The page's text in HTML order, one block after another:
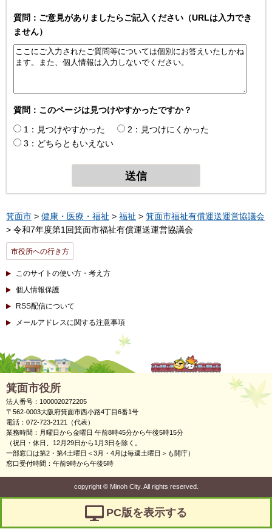
質問：ご意見がありましたらご記入ください（URLは入力でき
ません）
質問：このページは見つけやすかったですか？
1：見つけやすかった
2：見つけにくかった
3：どちらともいえない
箕面市 > 健康・医療・福祉 > 福祉 > 箕面市福祉有償運送運営協議会
> 令和7年度第1回箕面市福祉有償運送運営協議会
市役所への行き方
このサイトの使い方・考え方
個人情報保護
RSS配信について
メールアドレスに関する注意事項
箕面市役所
法人番号：1000020272205
〒562-0003大阪府箕面市西小路4丁目6番1号
電話：072-723-2121（代表）
業務時間：月曜日から金曜日 午前8時45分から午後5時15分
（祝日・休日、12月29日から1月3日を除く。
一部窓口は第2・第4土曜日＜3月・4月は毎週土曜日＞も開庁）
窓口受付時間：午前9時から午後5時
copyright ©Minoh City. All rights reserved.
PC版を表示する